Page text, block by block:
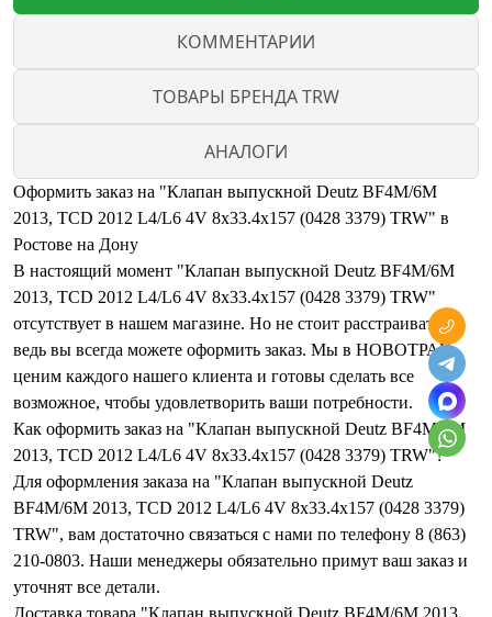
КОММЕНТАРИИ
ТОВАРЫ БРЕНДА TRW
АНАЛОГИ
Оформить заказ на "Клапан выпускной Deutz BF4M/6M
2013, TCD 2012 L4/L6 4V 8x33.4x157 (0428 3379) TRW" в
Ростове на Дону
В настоящий момент "Клапан выпускной Deutz BF4M/6M
2013, TCD 2012 L4/L6 4V 8x33.4x157 (0428 3379) TRW"
отсутствует в нашем магазине. Но не стоит расстраиваться,
ведь вы всегда можете оформить заказ. Мы в НОВОТРАК
ценим каждого нашего клиента и готовы сделать все
возможное, чтобы удовлетворить ваши потребности.
Как оформить заказ на "Клапан выпускной Deutz BF4M/6M
2013, TCD 2012 L4/L6 4V 8x33.4x157 (0428 3379) TRW"?
Для оформления заказа на "Клапан выпускной Deutz
BF4M/6M 2013, TCD 2012 L4/L6 4V 8x33.4x157 (0428 3379)
TRW", вам достаточно связаться с нами по телефону 8 (863)
210-0803. Наши менеджеры обязательно примут ваш заказ и
уточнят все детали.
Доставка товара "Клапан выпускной Deutz BF4M/6M 2013,